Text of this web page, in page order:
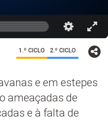
1.º CICLO 2.º CICLO
e em estepes
ameaçadas de
e à falta de